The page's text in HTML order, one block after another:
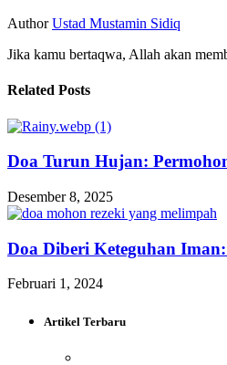
Author Ustad Mustamin Sidiq
Jika kamu bertaqwa, Allah akan
Related Posts
Doa Turun Hujan:
Desember 8, 2025
Doa Diberi Keteguhan
Februari 1, 2024
Artikel Terbaru